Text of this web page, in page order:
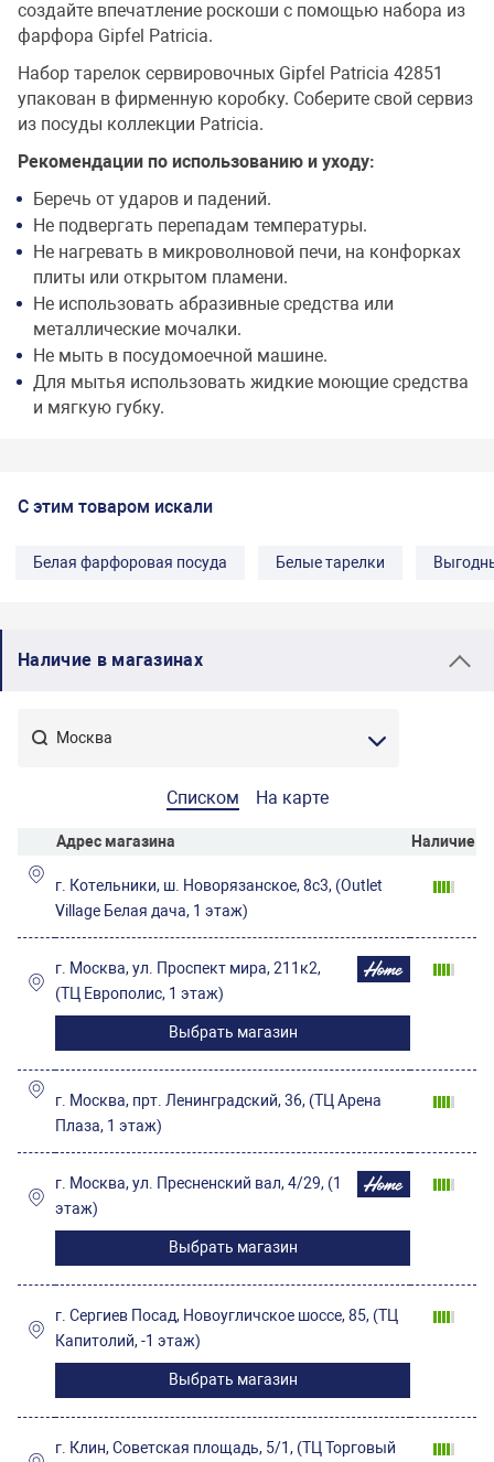
создайте впечатление роскоши с помощью набора из
фарфора Gipfel Patricia.
Набор тарелок сервировочных Gipfel Patricia 42851
упакован в фирменную коробку. Соберите свой сервиз
из посуды коллекции Patricia.
Рекомендации по использованию и уходу:
Беречь от ударов и падений.
Не подвергать перепадам температуры.
Не нагревать в микроволновой печи, на конфорках
плиты или открытом пламени.
Не использовать абразивные средства или
металлические мочалки.
Не мыть в посудомоечной машине.
Для мытья использовать жидкие моющие средства
и мягкую губку.
С этим товаром искали
Белая фарфоровая посуда Белые тарелки
Наличие в магазинах
Списком На карте
Адрес магазина Наличие
г. Котельники, ш. Новорязанское, 8с3, (Outlet
Village Белая дача, 1 этаж)
г. Москва, ул. Проспект мира, 211к2,
(ТЦ Европолис, 1 этаж)
Выбрать магазин
г. Москва, прт. Ленинградский, 36, (ТЦ Арена
Плаза, 1 этаж)
г. Москва, ул. Пресненский вал, 4/29, (1
этаж)
Выбрать магазин
г. Сергиев Посад, Новоугличское шоссе, 85, (ТЦ
Капитолий, -1 этаж)
Выбрать магазин
г. Клин, Советская площадь, 5/1, (ТЦ Торговый